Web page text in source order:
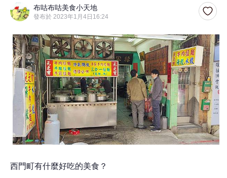
布咕布咕美食小天地
發布於 2023年1月4日16:24
西門町有什麼好吃的美食？